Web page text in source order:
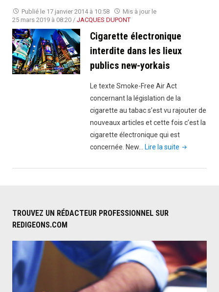
Publié le 17 janvier 2014 à 10:58
Mis à jour le
25 mars 2019 à 08:20 / JACQUES DUPONT
Cigarette électronique
interdite dans les lieux
publics new-yorkais
Le texte Smoke-Free Air Act
concernant la législation de la
cigarette au tabac s’est vu rajouter de
nouveaux articles et cette fois c’est la
cigarette électronique qui est
concernée. New…
Lire la suite "Cigarette
interdite
yorkais"
TROUVEZ UN RÉDACTEUR PROFESSIONNEL SUR
REDIGEONS.COM